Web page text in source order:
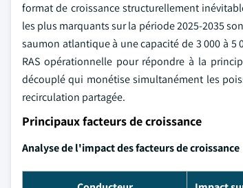
format de croissance structurellement
les plus marquants sur la période 2025-2035
saumon atlantique à une capacité de 3 000 à
RAS opérationnelle pour répondre à la
découplé qui monétise simultanément les
recirculation partagée.
Principaux facteurs de croissance
Analyse de l'impact des facteurs de croissance